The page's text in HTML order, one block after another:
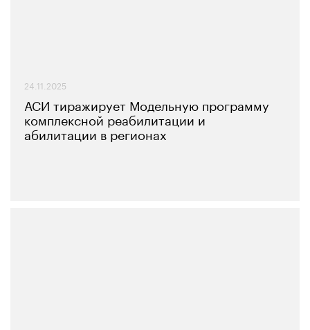
24.11.2025
АСИ тиражирует Модельную программу
комплексной реабилитации и
абилитации в регионах